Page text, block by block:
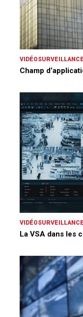
VIDÉOSURVEILLANCE
Champ
VIDÉOSURVEILLANCE
La VSA dans les